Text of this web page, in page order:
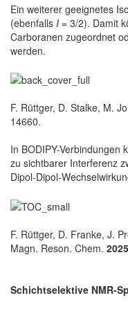
Ein weiterer geeignetes
(ebenfalls I = 3/2). Damit
Carboranen zugeordnet
werden.
F. Rüttger, D. Stalke, M.
14660.
In BODIPY-Verbindungen
zu sichtbarer Interferenz
Dipol-Dipol-
F. Rüttger, D. Franke, J.
Magn. Reson. Chem. 2025
Schichtselektive NMR-